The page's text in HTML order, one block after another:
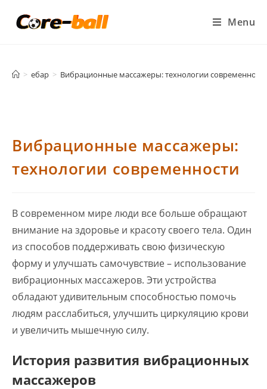
Menu
> ебар > Вибрационные массажеры: технологии
Вибрационные массажеры:
технологии современности
В современном мире люди все больше обращают
внимание на здоровье и красоту своего тела. Один
из способов поддерживать свою физическую
форму и улучшать самочувствие – использование
вибрационных массажеров. Эти устройства
обладают удивительным способностью помочь
людям расслабиться, улучшить циркуляцию крови
и увеличить мышечную силу.
История развития вибрационных
массажеров